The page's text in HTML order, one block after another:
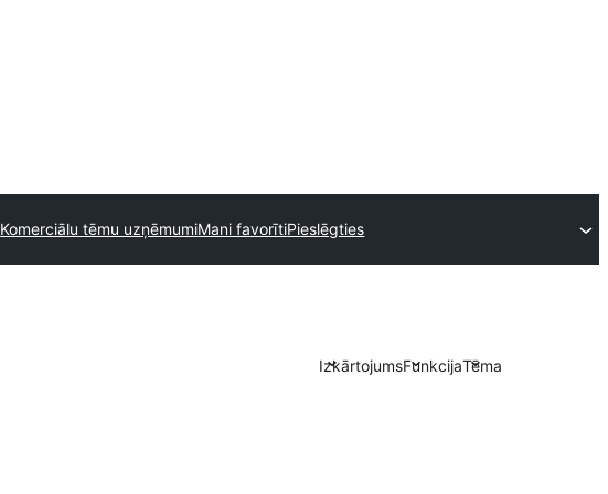
Komerciālu tēmu uzņēmumiMani favorītiPieslēgties
IzkārtojumsFunkcijaTēma